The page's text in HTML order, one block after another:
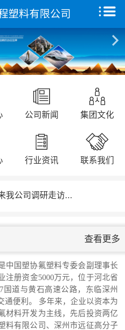
塑料有限公司
公司新闻 集团文化
行业资讯 联系我们
我公司调研走访...
准《桥梁支座用高分子材料
查会在京召开...
查看更多
中国塑协氟塑料专委会副理事长
注册资金5000万元，位于河北省
道与黄石高速公路，东临深州
通便利。 多年来，企业以资本为
材料开发为主线，先后投资两亿
料有限公司、深州市远征高分子
首页
关于我们
产品中心
远征研发中心
集团文化
新闻动态